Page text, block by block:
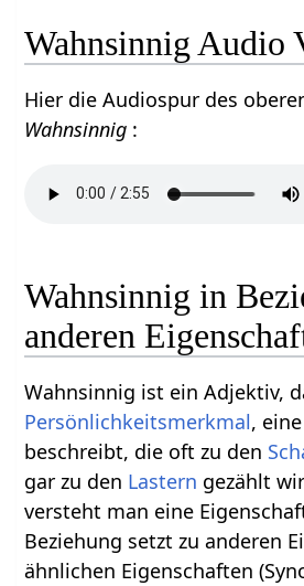
Wahnsinnig Audio
Hier die Audiospur des
Wahnsinnig :
Wahnsinnig in
anderen
Wahnsinnig ist ein Adjektiv,
Persönlichkeitsmerkmal, eine
beschreibt, die oft zu den
gar zu den Lastern gezählt
versteht man eine
Beziehung setzt zu anderen
ähnlichen Eigenschaften